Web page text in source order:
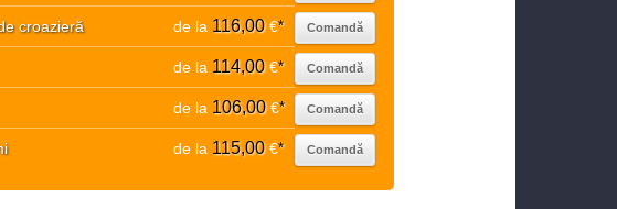
croazieră de la 116,00€* Comandă
de la 114,00€* Comandă
de la 106,00€* Comandă
de la 115,00€* Comandă